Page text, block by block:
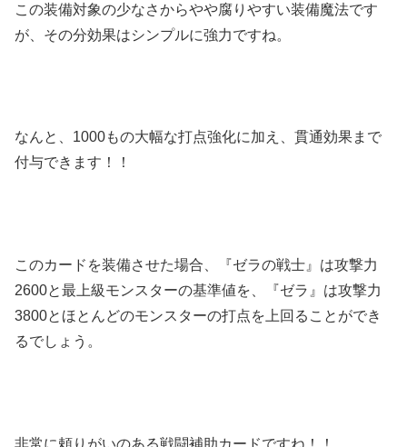
この装備対象の少なさからやや腐りやすい装備魔法です
が、その分効果はシンプルに強力ですね。
なんと、1000もの大幅な打点強化に加え、貫通効果まで
付与できます！！
このカードを装備させた場合、『ゼラの戦士』は攻撃力
2600と最上級モンスターの基準値を、『ゼラ』は攻撃力
3800とほとんどのモンスターの打点を上回ることができ
るでしょう。
非常に頼りがいのある戦闘補助カードですね！！